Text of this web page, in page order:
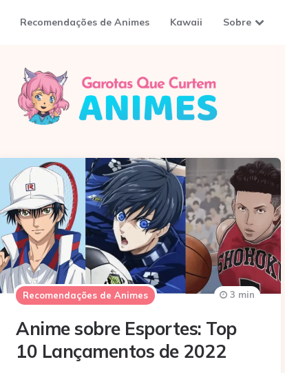
Recomendações de Animes Kawaii Sobre
Recomendações de Animes
Anime sobre Esportes: Top
10 Lançamentos de 2022
3 min